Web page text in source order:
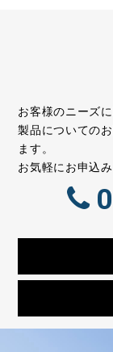
お客様のニーズ
製品についての
ます。
お気軽にお申込み